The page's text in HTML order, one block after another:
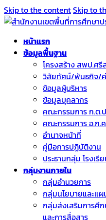
Skip to the contentSkip to
หน้าแรก
ข้อมูลพื้นฐาน
โครงสร้าง สพป.ศรี
วิสัยทัศน์/พันธกิจ/
ข้อมูลผู้บริหาร
ข้อมูลบุคลากร
คณะกรรมการ ก.ต.
คณะกรรมการ อ.ก.
อำนาจหน้าที่
คู่มือการปฏิบัติงาน
ประธานกลุ่ม โรงเรี
กลุ่มงานภายใน
กลุ่มอำนวยการ
กลุ่มนโยบายและแผ
กลุ่มส่งเสริมการศึก
และการสื่อสาร